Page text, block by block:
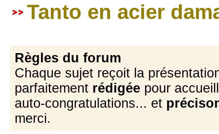
Tanto en acier
Règles du forum
Chaque sujet reçoit la
parfaitement rédigée pour
auto-congratulations... et
merci.